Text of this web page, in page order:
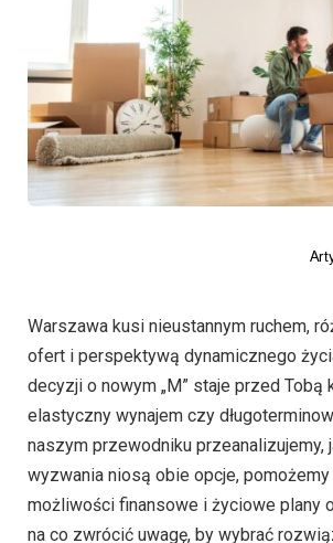
Warszawa kusi nieustannym ruchem,
ofert i perspektywą dynamicznego
decyzji o nowym „M” staje przed Tobą
elastyczny wynajem czy
naszym przewodniku przeanalizujemy,
wyzwania niosą obie opcje,
możliwości finansowe i życiowe plany
na co zwrócić uwagę, by wybrać